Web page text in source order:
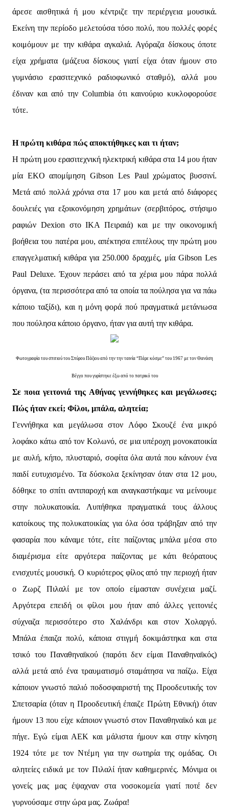
άρεσε αισθητικά ή μου κέντριζε την περιέργεια μουσικά.
Εκείνη την περίοδο μελετούσα τόσο πολύ, που πολλές φορές
κοιμόμουν με την κιθάρα αγκαλιά. Αγόραζα δίσκους όποτε
είχα χρήματα (μάζευα δίσκους γιατί είχα όταν ήμουν στο
γυμνάσιο ερασιτεχνικό ραδιοφωνικό σταθμό), αλλά μου
έδιναν και από την Columbia ότι καινούριο κυκλοφορούσε
τότε.
Η πρώτη κιθάρα πώς αποκτήθηκες και τι ήταν;
Η πρώτη μου ερασιτεχνική ηλεκτρική κιθάρα στα 14 μου ήταν
μία EKO απομίμηση Gibson Les Paul χρώματος βυσσινί.
Μετά από πολλά χρόνια στα 17 μου και μετά από διάφορες
δουλειές για εξοικονόμηση χρημάτων (σερβιτόρος, στήσιμο
ραφιών Dexion στο ΙΚΑ Πειραιά) και με την οικονομική
βοήθεια του πατέρα μου, απέκτησα επιτέλους την πρώτη μου
επαγγελματική κιθάρα για 250.000 δραχμές, μία Gibson Les
Paul Deluxe. Έχουν περάσει από τα χέρια μου πάρα πολλά
όργανα, (τα περισσότερα από τα οποία τα πούλησα για να πάω
κάποιο ταξίδι), και η μόνη φορά πού πραγματικά μετάνιωσα
που πούλησα κάποιο όργανο, ήταν για αυτή την κιθάρα.
Φωτογραφία του σπιτιού του Σπύρου Πάζιου από την την ταινία “Πάρε κόσμε” του 1967 με τον Θανάση
Βέγγο που γυρίστηκε έξω από το πατρικό του
Σε ποια γειτονιά της Αθήνας γεννήθηκες και μεγάλωσες;
Πώς ήταν εκεί; Φίλοι, μπάλα, αλητεία;
Γεννήθηκα και μεγάλωσα στον Λόφο Σκουζέ ένα μικρό
λοφάκο κάτω από τον Κολωνό, σε μια υπέροχη μονοκατοικία
με αυλή, κήπο, πλυσταριό, σοφίτα όλα αυτά που κάνουν ένα
παιδί ευτυχισμένο. Τα δύσκολα ξεκίνησαν όταν στα 12 μου,
δόθηκε το σπίτι αντιπαροχή και αναγκαστήκαμε να μείνουμε
στην πολυκατοικία. Λυπήθηκα πραγματικά τους άλλους
κατοίκους της πολυκατοικίας για όλα όσα τράβηξαν από την
φασαρία που κάναμε τότε, είτε παίζοντας μπάλα μέσα στο
διαμέρισμα είτε αργότερα παίζοντας με κάτι θεόρατους
ενισχυτές μουσική. Ο κυριότερος φίλος από την περιοχή ήταν
ο Ζωρζ Πιλαλί με τον οποίο είμασταν συνέχεια μαζί.
Αργότερα επειδή οι φίλοι μου ήταν από άλλες γειτονιές
σύχναζα περισσότερο στο Χαλάνδρι και στον Χολαργό.
Μπάλα έπαιζα πολύ, κάποια στιγμή δοκιμάστηκα και στα
τσικό του Παναθηναϊκού (παρότι δεν είμαι Παναθηναϊκός)
αλλά μετά από ένα τραυματισμό σταμάτησα να παίζω. Είχα
κάποιον γνωστό παλιό ποδοσφαιριστή της Προοδευτικής τον
Σπετσαρία (όταν η Προοδευτική έπαιζε Πρώτη Εθνική) όταν
ήμουν 13 που είχε κάποιον γνωστό στον Παναθηναϊκό και με
πήγε. Εγώ είμαι ΑΕΚ και μάλιστα ήμουν και στην κίνηση
1924 τότε με τον Ντέμη για την σωτηρία της ομάδας. Οι
αλητείες ειδικά με τον Πιλαλί ήταν καθημερινές. Μόνιμα οι
γονείς μας μας έψαχναν στα νοσοκομεία γιατί ποτέ δεν
γυρνούσαμε στην ώρα μας. Ζωάρα!